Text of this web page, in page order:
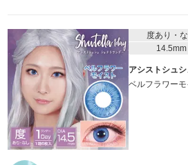
度あり・
14.5mm
アシストシュ
ベルフラワーモ